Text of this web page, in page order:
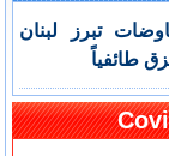
تبرز لبنان
طائفياً